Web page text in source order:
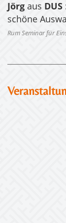
Jörg aus DUS
schöne
Rum Seminar für